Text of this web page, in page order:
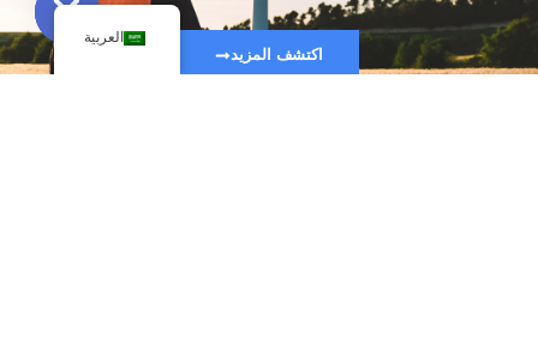
اكتشف المزيد
العربية